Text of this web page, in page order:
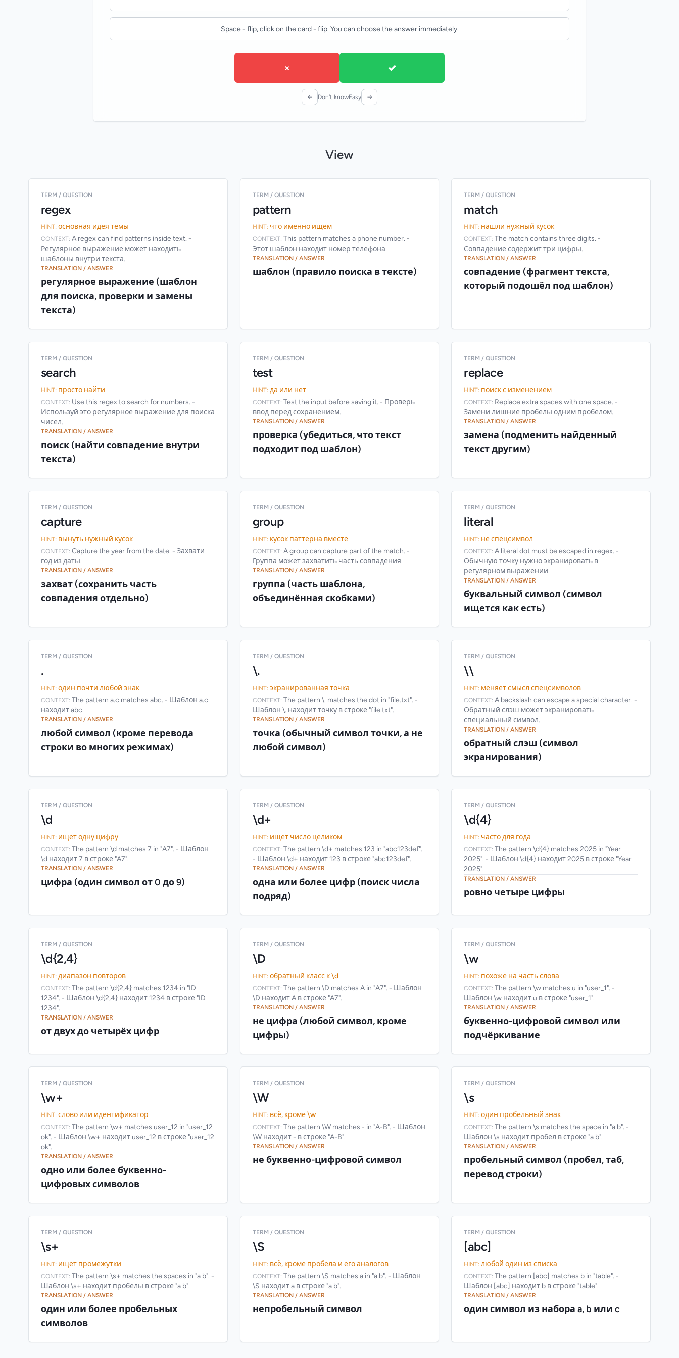
Space - flip, click on the card - flip. You can choose the answer immediately.
× ✓
← Don't knowEasy →
View
TERM / QUESTION
regex
HINT: основная идея темы
CONTEXT: A regex can find patterns inside text. -
Регулярное выражение может находить
шаблоны внутри текста.
TRANSLATION / ANSWER
регулярное выражение (шаблон
для поиска, проверки и замены
текста)
TERM / QUESTION
pattern
HINT:что именно ищем
CONTEXT: This pattern matches a phone number. -
Этот шаблон находит номер телефона.
TRANSLATION / ANSWER
шаблон (правило поиска в тексте)
TERM / QUESTION
match
HINT: нашли нужный кусок
CONTEXT: The match contains three digits. -
Совпадение содержит три цифры.
TRANSLATION / ANSWER
совпадение (фрагмент текста,
который подошёл под шаблон)
TERM / QUESTION
search
HINT: просто найти
CONTEXT: Use this regex to search for numbers. -
Используй это регулярное выражение для поиска
чисел.
TRANSLATION / ANSWER
поиск (найти совпадение внутри
текста)
TERM / QUESTION
test
HINT:да или нет
CONTEXT: Test the input before saving it. - Проверь
ввод перед сохранением.
TRANSLATION / ANSWER
проверка (убедиться, что текст
подходит под шаблон)
TERM / QUESTION
replace
HINT: поиск с изменением
CONTEXT: Replace extra spaces with one space. -
Замени лишние пробелы одним пробелом.
TRANSLATION / ANSWER
замена (подменить найденный
текст другим)
TERM / QUESTION
capture
HINT: вынуть нужный кусок
CONTEXT: Capture the year from the date. - Захвати
год из даты.
TRANSLATION / ANSWER
захват (сохранить часть
совпадения отдельно)
TERM / QUESTION
group
HINT:кусок паттерна вместе
CONTEXT: A group can capture part of the match. -
Группа может захватить часть совпадения.
TRANSLATION / ANSWER
группа (часть шаблона,
объединённая скобками)
TERM / QUESTION
literal
HINT: не спецсимвол
CONTEXT: A literal dot must be escaped in regex. -
Обычную точку нужно экранировать в
регулярном выражении.
TRANSLATION / ANSWER
буквальный символ (символ
ищется как есть)
TERM / QUESTION
.
HINT: один почти любой знак
CONTEXT: The pattern a.c matches abc. - Шаблон a.c
находит abc.
TRANSLATION / ANSWER
любой символ (кроме перевода
строки во многих режимах)
TERM / QUESTION
\.
HINT:экранированная точка
CONTEXT: The pattern \. matches the dot in "file.txt". -
Шаблон \. находит точку в строке "file.txt".
TRANSLATION / ANSWER
точка (обычный символ точки, а не
любой символ)
TERM / QUESTION
\\
HINT: меняет смысл спецсимволов
CONTEXT: A backslash can escape a special character. -
Обратный слэш может экранировать
специальный символ.
TRANSLATION / ANSWER
обратный слэш (символ
экранирования)
TERM / QUESTION
\d
HINT: ищет одну цифру
CONTEXT: The pattern \d matches 7 in "A7". - Шаблон
\d находит 7 в строке "A7".
TRANSLATION / ANSWER
цифра (один символ от 0 до 9)
TERM / QUESTION
\d+
HINT:ищет число целиком
CONTEXT: The pattern \d+ matches 123 in "abc123def".
- Шаблон \d+ находит 123 в строке "abc123def".
TRANSLATION / ANSWER
одна или более цифр (поиск числа
подряд)
TERM / QUESTION
\d{4}
HINT: часто для года
CONTEXT: The pattern \d{4} matches 2025 in "Year
2025". - Шаблон \d{4} находит 2025 в строке "Year
2025".
TRANSLATION / ANSWER
ровно четыре цифры
TERM / QUESTION
\d{2,4}
HINT: диапазон повторов
CONTEXT: The pattern \d{2,4} matches 1234 in "ID
1234". - Шаблон \d{2,4} находит 1234 в строке "ID
1234".
TRANSLATION / ANSWER
от двух до четырёх цифр
TERM / QUESTION
\D
HINT:обратный класс к \d
CONTEXT: The pattern \D matches A in "A7". - Шаблон
\D находит A в строке "A7".
TRANSLATION / ANSWER
не цифра (любой символ, кроме
цифры)
TERM / QUESTION
\w
HINT: похоже на часть слова
CONTEXT: The pattern \w matches u in "user_1". -
Шаблон \w находит u в строке "user_1".
TRANSLATION / ANSWER
буквенно-цифровой символ или
подчёркивание
TERM / QUESTION
\w+
HINT: слово или идентификатор
CONTEXT: The pattern \w+ matches user_12 in "user_12
ok". - Шаблон \w+ находит user_12 в строке "user_12
ok".
TRANSLATION / ANSWER
одно или более буквенно-
цифровых символов
TERM / QUESTION
\W
HINT:всё, кроме \w
CONTEXT: The pattern \W matches - in "A-B". - Шаблон
\W находит - в строке "A-B".
TRANSLATION / ANSWER
не буквенно-цифровой символ
TERM / QUESTION
\s
HINT: один пробельный знак
CONTEXT: The pattern \s matches the space in "a b". -
Шаблон \s находит пробел в строке "a b".
TRANSLATION / ANSWER
пробельный символ (пробел, таб,
перевод строки)
TERM / QUESTION
\s+
HINT: ищет промежутки
CONTEXT: The pattern \s+ matches the spaces in "a b". -
Шаблон \s+ находит пробелы в строке "a b".
TRANSLATION / ANSWER
один или более пробельных
символов
TERM / QUESTION
\S
HINT:всё, кроме пробела и его аналогов
CONTEXT: The pattern \S matches a in "a b". - Шаблон
\S находит a в строке "a b".
TRANSLATION / ANSWER
непробельный символ
TERM / QUESTION
[abc]
HINT: любой один из списка
CONTEXT: The pattern [abc] matches b in "table". -
Шаблон [abc] находит b в строке "table".
TRANSLATION / ANSWER
один символ из набора a, b или c